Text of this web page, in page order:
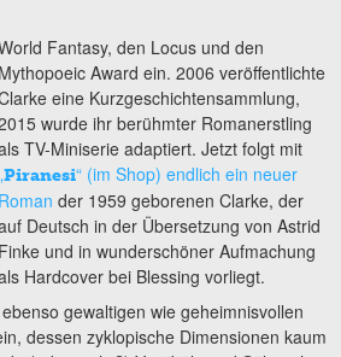
Fantasy, den Locus und den
Mythopoeic Award ein. 2006 veröffentlichte
eine Kurzgeschichtensammlung,
wurde ihr berühmter Romanerstling
TV-Miniserie adaptiert. Jetzt folgt mit
Piranesi“ (im Shop) endlich ein neuer
Roman der 1959 geborenen Clarke, der
Deutsch in der Übersetzung von Astrid
Finke und in wunderschöner Aufmachung
Hardcover bei Blessing vorliegt.
gewaltigen wie geheimnisvollen
dessen zyklopische Dimensionen kaum